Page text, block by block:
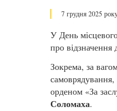
7 грудня 2025
У День
про відзначення
Зокрема, за
орденом «За
Соломаха.